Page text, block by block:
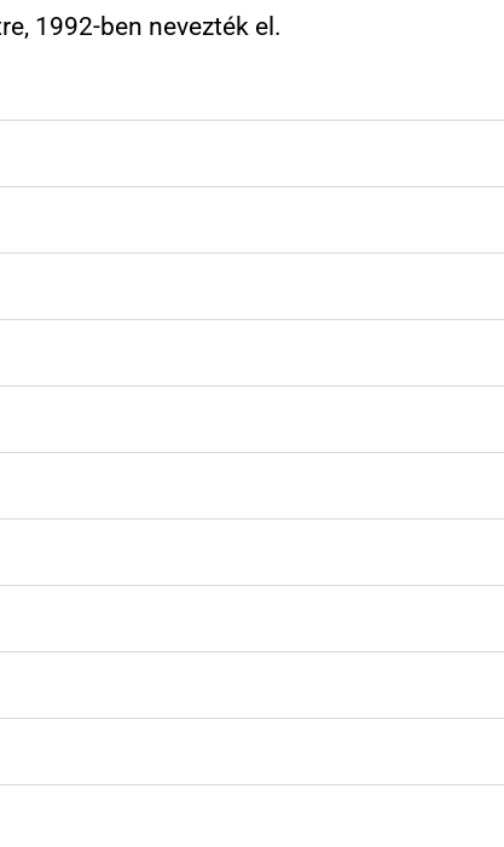
1992-ben nevezték el.